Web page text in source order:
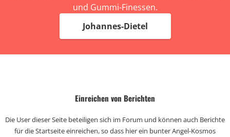
und Gummi-Finessen.
Johannes-Dietel
Einreichen von Berichten
Die User dieser Seite beteiligen sich im Forum und können auch Berichte
für die Startseite einreichen, so dass hier ein bunter Angel-Kosmos